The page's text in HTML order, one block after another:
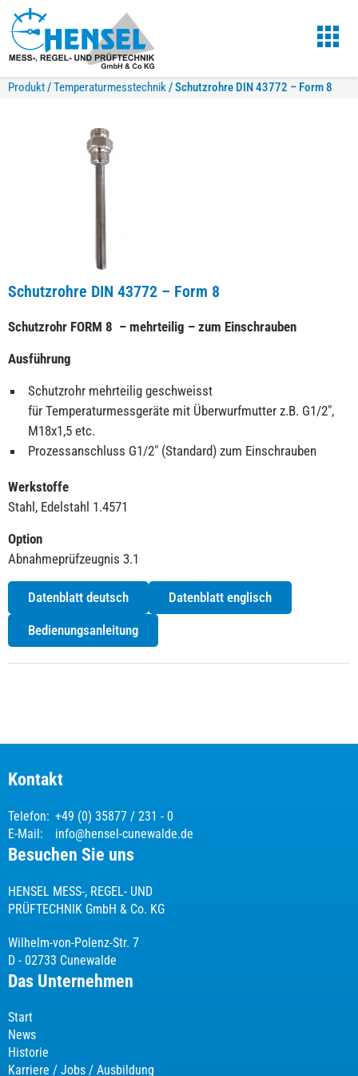
Produkt/Temperaturmesstechnik/Schutzrohre DIN 43772 – Form 8
Schutzrohre DIN 43772 – Form 8
Schutzrohr FORM 8 – mehrteilig – zum Einschrauben
Ausführung
Schutzrohr mehrteilig geschweisst
für Temperaturmessgeräte mit Überwurfmutter z.B. G1/2″,
M18x1,5 etc.
Prozessanschluss G1/2″ (Standard) zum Einschrauben
Werkstoffe
Stahl, Edelstahl 1.4571
Option
Abnahmeprüfzeugnis 3.1
Datenblatt deutsch Datenblatt englisch
Bedienungsanleitung
Kontakt
Telefon: +49 (0) 35877 / 231 - 0
E-Mail:
info@hensel-cunewalde.de
Besuchen Sie uns
HENSEL MESS-, REGEL- UND
PRÜFTECHNIK GmbH & Co. KG
Wilhelm-von-Polenz-Str. 7
D - 02733 Cunewalde
Das Unternehmen
Start
News
Historie
Karriere / Jobs / Ausbildung